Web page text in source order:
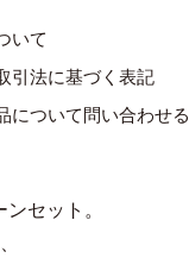
いて
引法に基づく表記
について問い合わせる
セット。